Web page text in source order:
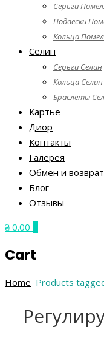
Серьги
Подвески
Кольца
Селин
Серьги Селин
Кольца Селин
Браслеты
Картье
Диор
Контакты
Галерея
Обмен и возврат
Блог
Отзывы
₴ 0.00
Cart
Home Products